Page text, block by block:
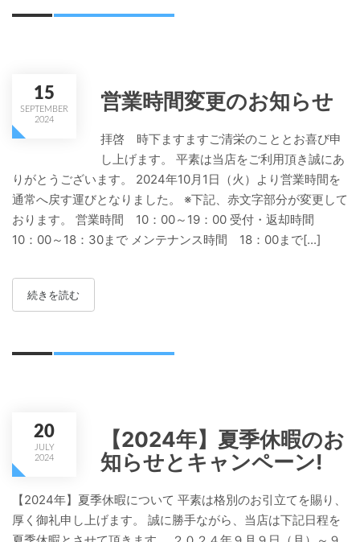
15
SEPTEMBER
2024
営業時間変更のお知らせ
拝啓 時下ますますご清栄のこととお喜び申
し上げます。 平素は当店をご利用頂き誠にあ
りがとうございます。 2024年10月1日（火）より営業時間を
通常へ戻す運びとなりました。 ※下記、赤文字部分が変更して
おります。 営業時間 10：00～19：00 受付・返却時間
10：00～18：30まで メンテナンス時間 18：00まで[...]
続きを読む
20
JULY
2024
【2024年】夏季休暇のお
知らせとキャンペーン!
【2024年】夏季休暇について 平素は格別のお引立てを賜り、
厚く御礼申し上げます。 誠に勝手ながら、当店は下記日程を